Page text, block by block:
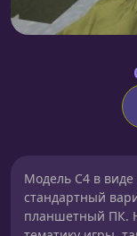
Модель C4 в виде
стандартный
планшетный ПК.